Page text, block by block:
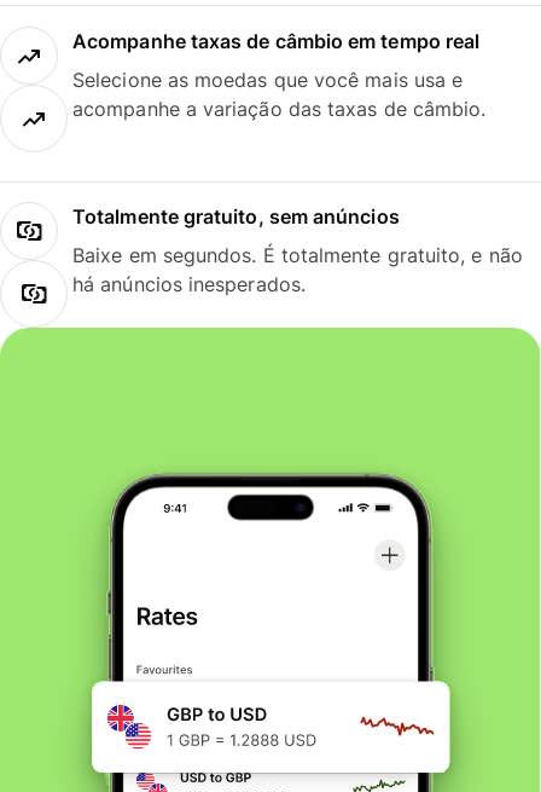
Acompanhe taxas de câmbio em tempo real
Selecione as moedas que você mais usa e
acompanhe a variação das taxas de câmbio.
Totalmente gratuito, sem anúncios
Baixe em segundos. É totalmente gratuito, e não
há anúncios inesperados.